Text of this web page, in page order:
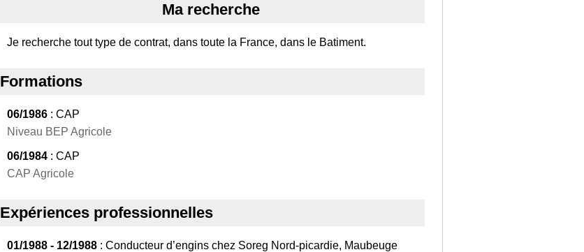
Ma recherche
Je recherche tout type de contrat, dans toute la France, dans le Batiment.
Formations
06/1986 : CAP
Niveau BEP Agricole
06/1984 : CAP
CAP Agricole
Expériences professionnelles
01/1988 - 12/1988 : Conducteur d’engins chez Soreg Nord-picardie, Maubeuge